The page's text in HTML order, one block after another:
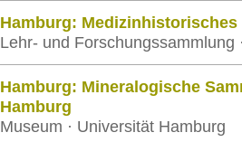
Hamburg: Medizinhistorisches
Lehr- und Forschungssammlung
Hamburg: Mineralogische
Hamburg
Museum · Universität Hamburg